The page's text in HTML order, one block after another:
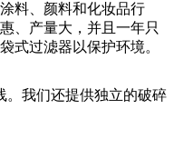
料、颜料和化妆品行
、产量大，并且一年只
式过滤器以保护环境。
。我们还提供独立的破碎